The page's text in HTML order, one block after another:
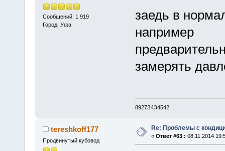
Сообщений: 1 919
Город: Уфа
заедь в
например
замерять
8927З4З4542
tereshkoff177
Продвинутый кубовод
Re: Проблемы с
« Ответ #63 : 08.11.2014